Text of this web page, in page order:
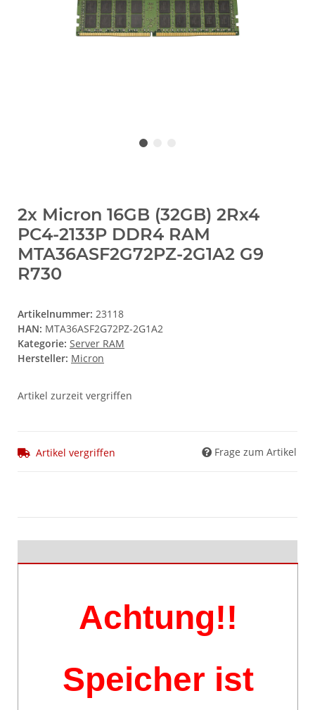
2x Micron 16GB (32GB) 2Rx4
PC4-2133P DDR4 RAM
MTA36ASF2G72PZ-2G1A2 G9
R730
Artikelnummer: 23118
HAN: MTA36ASF2G72PZ-2G1A2
Kategorie: Server RAM
Hersteller: Micron
Artikel zurzeit vergriffen
Artikel vergriffen Frage zum Artikel
Achtung!!
Speicher ist